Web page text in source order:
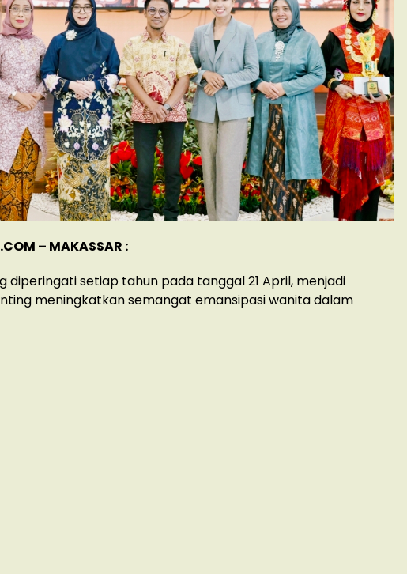
– MAKASSAR :
diperingati setiap tahun pada tanggal 21 April, menjadi
meningkatkan semangat emansipasi wanita dalam